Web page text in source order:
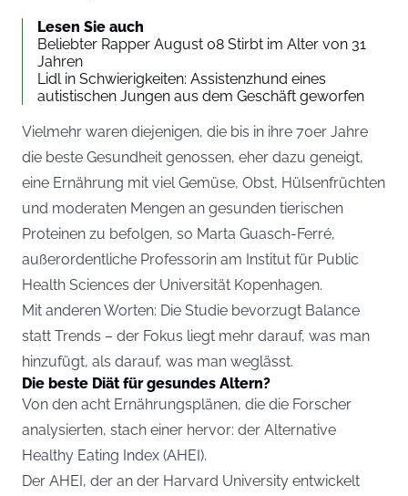
Lesen Sie auch
Beliebter Rapper August 08 Stirbt im Alter von 31
Jahren
Lidl in Schwierigkeiten: Assistenzhund eines
autistischen Jungen aus dem Geschäft geworfen
Vielmehr waren diejenigen, die bis in ihre 70er Jahre
die beste Gesundheit genossen, eher dazu geneigt,
eine Ernährung mit viel Gemüse, Obst, Hülsenfrüchten
und moderaten Mengen an gesunden tierischen
Proteinen zu befolgen, so Marta Guasch-Ferré,
außerordentliche Professorin am Institut für Public
Health Sciences der Universität Kopenhagen.
Mit anderen Worten: Die Studie bevorzugt Balance
statt Trends – der Fokus liegt mehr darauf, was man
hinzufügt, als darauf, was man weglässt.
Die beste Diät für gesundes Altern?
Von den acht Ernährungsplänen, die die Forscher
analysierten, stach einer hervor: der Alternative
Healthy Eating Index (AHEI).
Der AHEI, der an der Harvard University entwickelt